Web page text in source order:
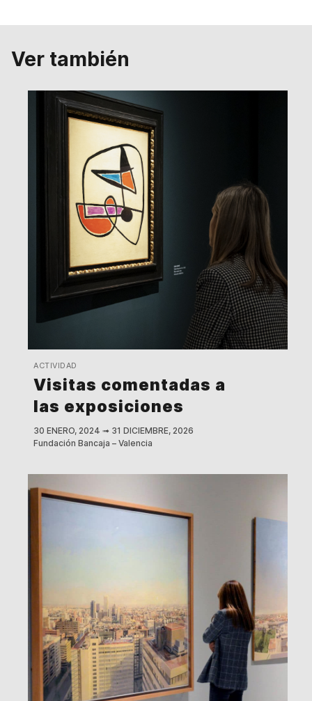
Ver también
ACTIVIDAD
Visitas comentadas a
las exposiciones
30 ENERO, 2024 ➟ 31 DICIEMBRE, 2026
Fundación Bancaja – Valencia